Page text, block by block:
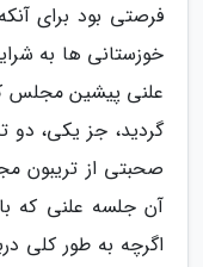
خوزستانی ها به
علنی پیشین مجلس
گردید، جز یکی،
صحبتی از تریبون
آن جلسه علنی که با
اگرچه به طور کلی